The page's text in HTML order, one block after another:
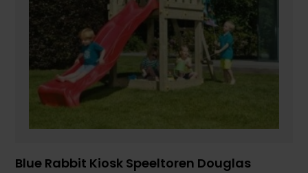
Blue Rabbit Kiosk Speeltoren Douglas